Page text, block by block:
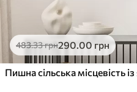
483.33грн290.00 грн